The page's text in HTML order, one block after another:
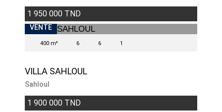
1 950 000 TND
VENTE
400 m² 6 6 1
VILLA SAHLOUL
Sahloul
1 900 000 TND